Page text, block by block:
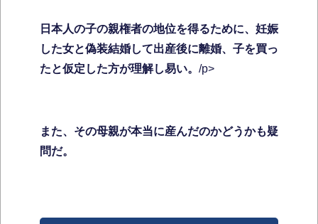
日本人の子の親権者の地位を得るために、妊娠
した女と偽装結婚して出産後に離婚、子を買っ
たと仮定した方が理解し易い。 /p>
また、その母親が本当に産んだのかどうかも疑
問だ。